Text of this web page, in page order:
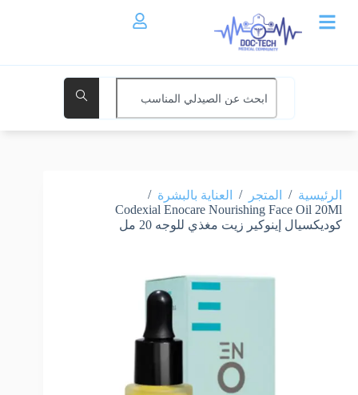
الرئيسية / المتجر / العناية بالبشرة /
Codexial Enocare Nourishing Face Oil 20Ml
كوديكسيال إينوكير زيت مغذي للوجه 20 مل